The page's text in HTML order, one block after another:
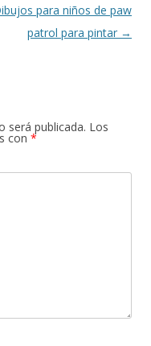
para niños de paw
patrol para pintar →
será publicada. Los
con *